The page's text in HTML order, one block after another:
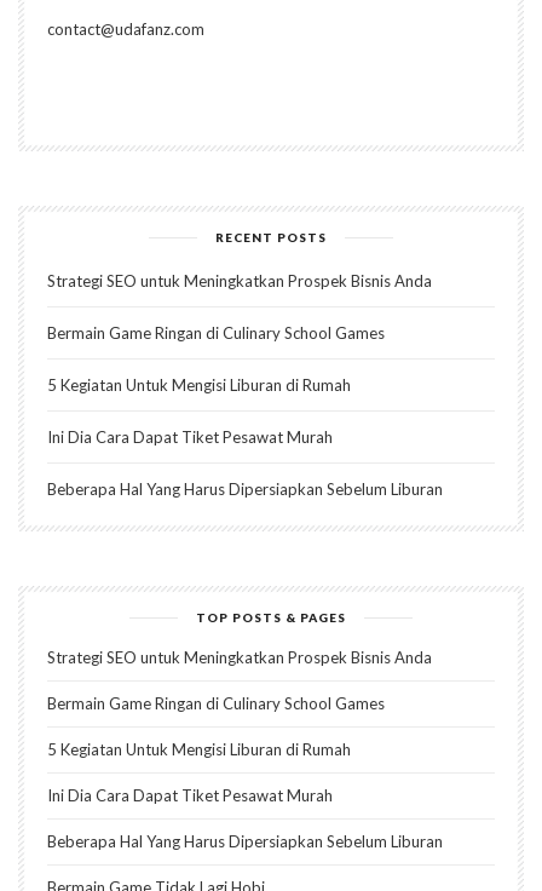
contact@udafanz.com
RECENT POSTS
Strategi SEO untuk Meningkatkan Prospek Bisnis Anda
Bermain Game Ringan di Culinary School Games
5 Kegiatan Untuk Mengisi Liburan di Rumah
Ini Dia Cara Dapat Tiket Pesawat Murah
Beberapa Hal Yang Harus Dipersiapkan Sebelum Liburan
TOP POSTS & PAGES
Strategi SEO untuk Meningkatkan Prospek Bisnis Anda
Bermain Game Ringan di Culinary School Games
5 Kegiatan Untuk Mengisi Liburan di Rumah
Ini Dia Cara Dapat Tiket Pesawat Murah
Beberapa Hal Yang Harus Dipersiapkan Sebelum Liburan